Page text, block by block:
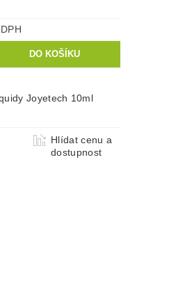
DPH
Joyetech 10ml
Hlídat cenu a
dostupnost